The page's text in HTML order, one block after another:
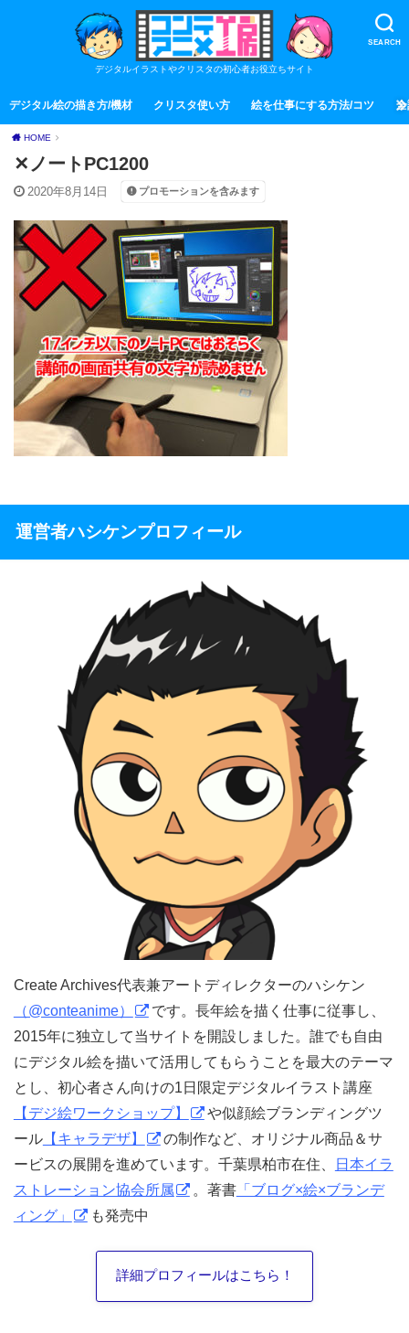
SEARCH
デジタルイラストやクリスタの初心者お役立ちサイト
デジタル絵の描き方/機材 クリスタ使い方 絵を仕事にする方法/コツ 全
HOME
✕ノートPC1200
2020年8月14日 プロモーションを含みます
運営者ハシケンプロフィール
Create Archives代表兼アートディレクターのハシケン
（@conteanime）
です。長年絵を描く仕事に従事し、
2015年に独立して当サイトを開設しました。誰でも自由
にデジタル絵を描いて活用してもらうことを最大のテーマ
とし、初心者さん向けの1日限定デジタルイラスト講座
【デジ絵ワークショップ】
や似顔絵ブランディングツ
ール【キャラデザ】
の制作など、オリジナル商品＆サ
ービスの展開を進めています。千葉県柏市在住、
日本イラ
ストレーション協会所属
。著書「ブログ×絵×ブランデ
ィング」
も発売中
詳細プロフィールはこちら！